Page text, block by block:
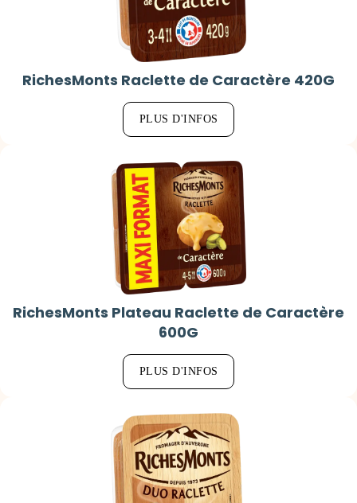
RichesMonts Raclette de Caractère 420G
PLUS D'INFOS
RichesMonts Plateau Raclette de Caractère
600G
PLUS D'INFOS